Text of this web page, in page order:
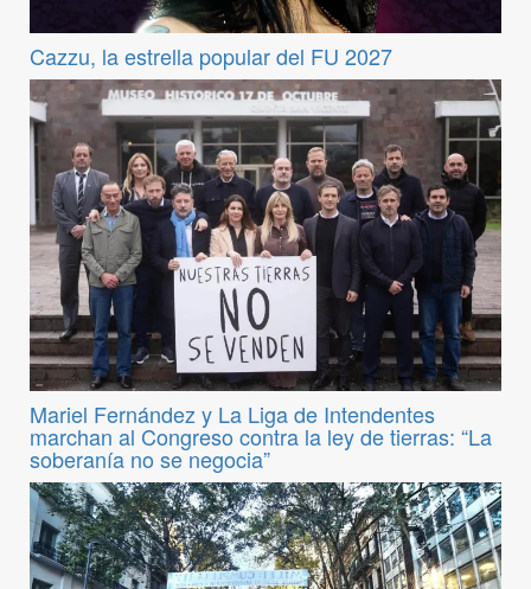
Cazzu, la estrella popular del FU 2027
Mariel Fernández y La Liga de Intendentes
marchan al Congreso contra la ley de tierras: “La
soberanía no se negocia”